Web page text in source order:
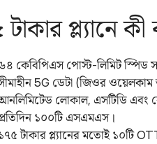
প্ল্যানে
কেবিপিএস পোস্ট-লিমিট স্পিড
5G ডেটা (জিওর
লোকাল, এসটিডি এবং
১০০টি এসএমএস।
টাকার প্ল্যানের মতোই ১০টি OTT